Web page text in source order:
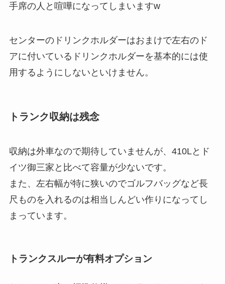
手席の人と喧嘩になってしまいますw
センターのドリンクホルダーはおまけで左右のド
アに付いているドリンクホルダーを基本的には使
用するようにしないといけません。
トランク収納は残念
収納は外車なので期待していませんが、410Lとド
イツ御三家と比べて容量が少ないです。
また、左右幅が特に狭いのでゴルフバッグなど長
尺ものを入れるのは相当しんどい作りになってし
まっています。
トランクスルーが有料オプション